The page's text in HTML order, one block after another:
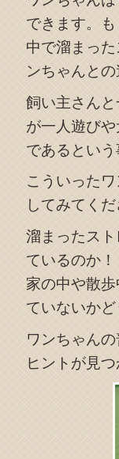
できます。
中で溜まっ
ンちゃんと
飼い主さん
が一人遊び
であるとい
こういった
してみてく
溜まったス
ているのか！
家の中や散
ていないか
ワンちゃん
ヒントが見